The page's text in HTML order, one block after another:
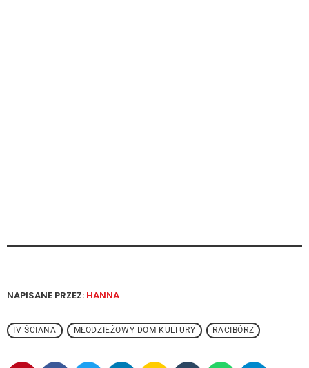
NAPISANE PRZEZ: HANNA
IV ŚCIANA MŁODZIEŻOWY DOM KULTURY RACIBÓRZ